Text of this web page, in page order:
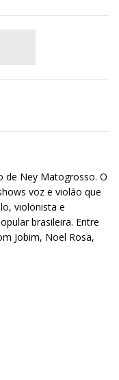
de Ney Matogrosso. O
voz e violão que
violonista e
brasileira. Entre
Jobim, Noel Rosa,